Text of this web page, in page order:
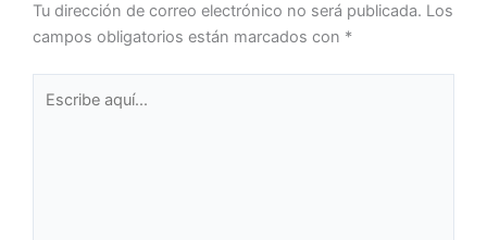
Tu dirección de correo electrónico no será publicada. Los
campos obligatorios están marcados con *
aquí...